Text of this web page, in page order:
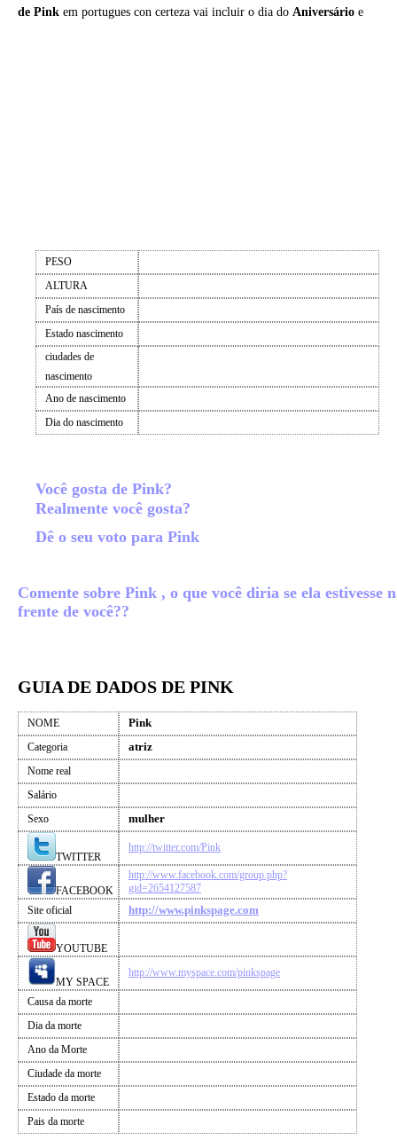
de Pink em portugues con certeza vai incluir o dia do Aniversário e
PESO
ALTURA
País de nascimento
Estado nascimento
ciudades de
nascimento
Ano de nascimento
Dia do nascimento
Você gosta de Pink?
Realmente você gosta?
Dê o seu voto para Pink
Comente sobre Pink , o que você diria se ela estivesse
frente de você??
GUIA DE DADOS DE PINK
NOME Pink
Categoria atriz
Nome real
Salário
Sexo
mulher
TWITTER
http://twitter.com/Pink
FACEBOOK
http://www.facebook.com/group.php?
gid=2654127587
Site oficial
http://www.pinkspage.com
YOUTUBE
MY SPACE
http://www.myspace.com/pinkspage
Causa da morte
Dia da morte
Ano da Morte
Ciudade da morte
Estado da morte
Pais da morte